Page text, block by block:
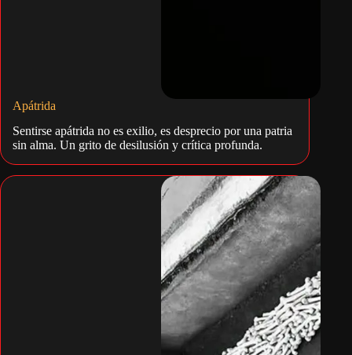
Apátrida
Sentirse apátrida no es exilio, es desprecio por una patria
sin alma. Un grito de desilusión y crítica profunda.